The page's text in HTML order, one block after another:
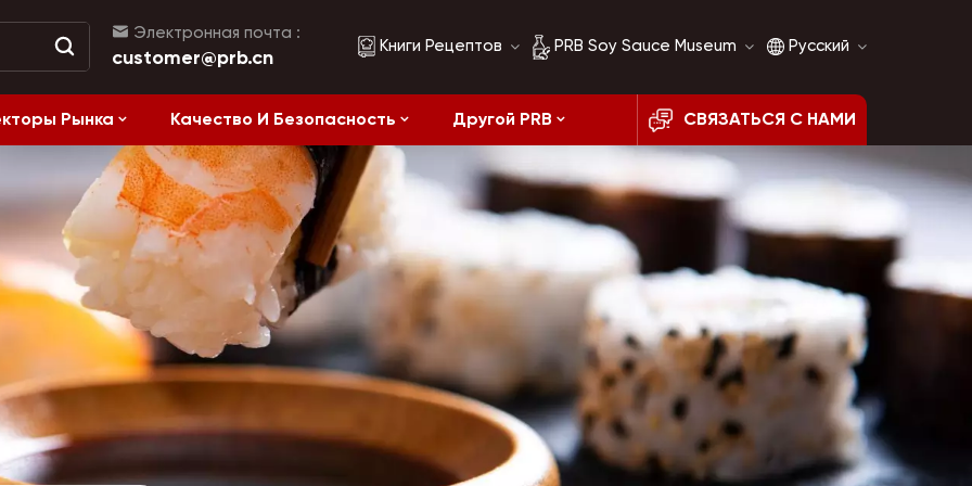
Электронная почта :
customer@prb.cn Книги Рецептов
Рецепты
Здоровое питание
PRB Soy Sauce Museum
История соевого
соуса
Сравнение соевого
Русский
English
français
العربية
Рынка Качество И Безопасность Другой PRB СВЯЗАТЬСЯ С НАМИ